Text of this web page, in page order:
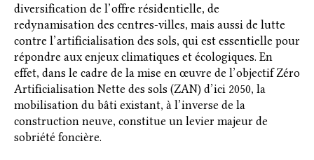
diversification de l’offre résidentielle, de
redynamisation des centres-villes, mais aussi de lutte
contre l’artificialisation des sols, qui est essentielle pour
répondre aux enjeux climatiques et écologiques. En
effet, dans le cadre de la mise en œuvre de l’objectif Zéro
Artificialisation Nette des sols (ZAN) d’ici 2050, la
mobilisation du bâti existant, à l’inverse de la
construction neuve, constitue un levier majeur de
sobriété foncière.